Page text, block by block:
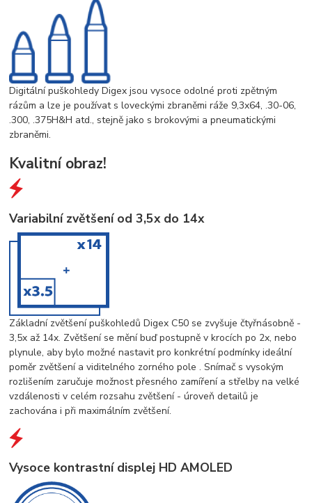
Digitální puškohledy Digex jsou vysoce odolné proti zpětným
rázům a lze je používat s loveckými zbraněmi ráže 9,3x64, .30-06,
.300, .375H&H atd., stejně jako s brokovými a pneumatickými
zbraněmi.
Kvalitní obraz!
Variabilní zvětšení od 3,5x do 14x
Základní zvětšení puškohledů Digex C50 se zvyšuje čtyřnásobně -
3,5x až 14x. Zvětšení se mění buď postupně v krocích po 2x, nebo
plynule, aby bylo možné nastavit pro konkrétní podmínky ideální
poměr zvětšení a viditelného zorného pole . Snímač s vysokým
rozlišením zaručuje možnost přesného zamíření a střelby na velké
vzdálenosti v celém rozsahu zvětšení - úroveň detailů je
zachována i při maximálním zvětšení.
Vysoce kontrastní displej HD AMOLED